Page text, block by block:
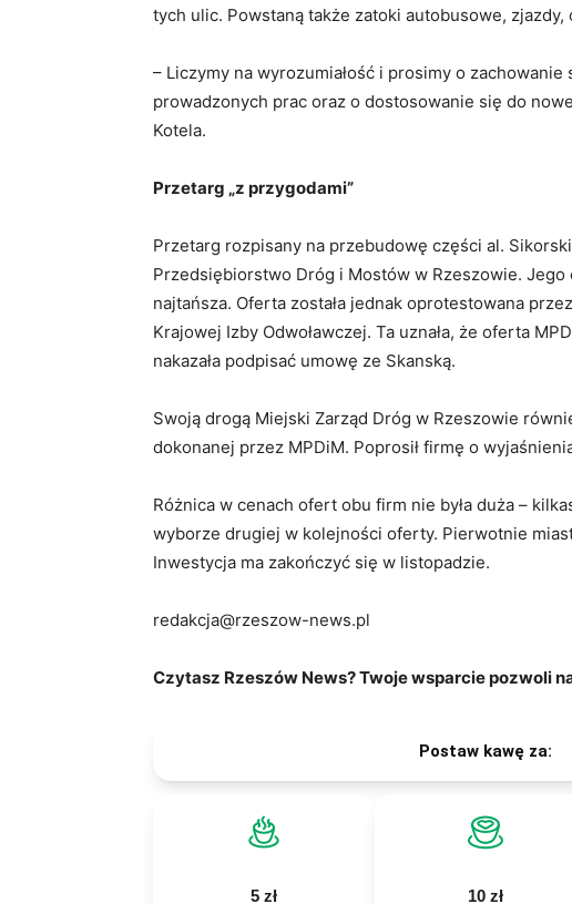
tych ulic. Powstaną także zatoki autobusowe,
– Liczymy na wyrozumiałość i prosimy o
prowadzonych prac oraz o dostosowanie się do
Kotela.
Przetarg „z przygodami”
Przetarg rozpisany na przebudowę części al.
Przedsiębiorstwo Dróg i Mostów w Rzeszowie. Jego
najtańsza. Oferta została jednak oprotestowana
Krajowej Izby Odwoławczej. Ta uznała, że oferta
nakazała podpisać umowę ze Skanską.
Swoją drogą Miejski Zarząd Dróg w Rzeszowie
dokonanej przez MPDiM. Poprosił firmę o
Różnica w cenach ofert obu firm nie była duża –
wyborze drugiej w kolejności oferty. Pierwotnie
Inwestycja ma zakończyć się w listopadzie.
redakcja@rzeszow-news.pl
Czytasz Rzeszów News? Twoje wsparcie pozwoli
Postaw kawę za:
5 zł 10 zł